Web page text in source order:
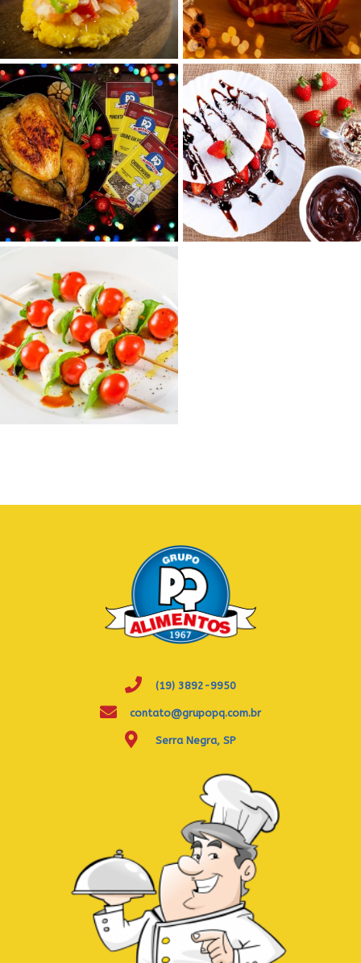
(19) 3892-9950
contato@grupopq.com.br
Serra Negra, SP